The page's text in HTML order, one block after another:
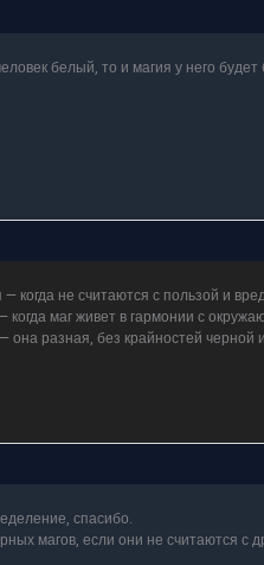
белый, то и магия у него будет
когда не считаются с пользой и
когда маг живет в гармонии с
она разная, без крайностей черной
спасибо.
магов, если они не считаются с